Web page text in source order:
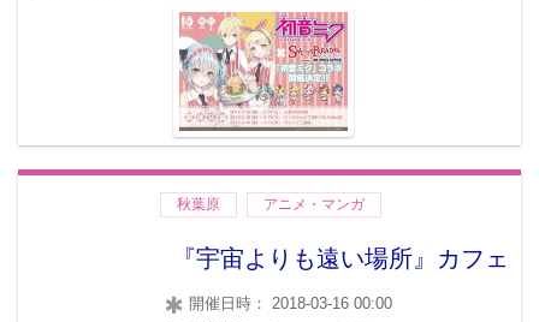
秋葉原 アニメ・マンガ
『宇宙よりも遠い場所』カフェ
開催日時： 2018-03-16 00:00